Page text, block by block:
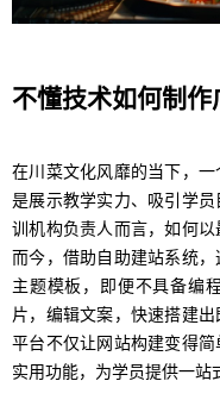
不懂技术如何制
在川菜文化风靡的当下，一
是展示教学实力、吸引学
训机构负责人而言，如何以
而今，借助自助建站系统
主题模板，即便不具备编
片，编辑文案，快速搭建
平台不仅让网站构建变得
实用功能，为学员提供一站